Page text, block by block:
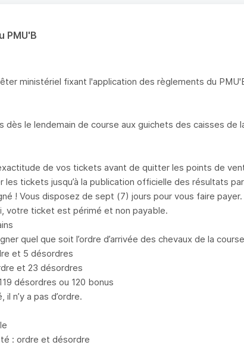
PMU'B
ministériel fixant l'application des règlements du
dès le lendemain de course aux guichets des caisses
de vos tickets avant de quitter les points de
les tickets jusqu’à la publication officielle des résultats
! Vous disposez de sept (7) jours pour vous faire payer.
votre ticket est périmé et non payable.
quel que soit l’ordre d’arrivée des chevaux de la
et 5 désordres
et 23 désordres
désordres ou 120 bonus
il n’y a pas d’ordre.
: ordre et désordre